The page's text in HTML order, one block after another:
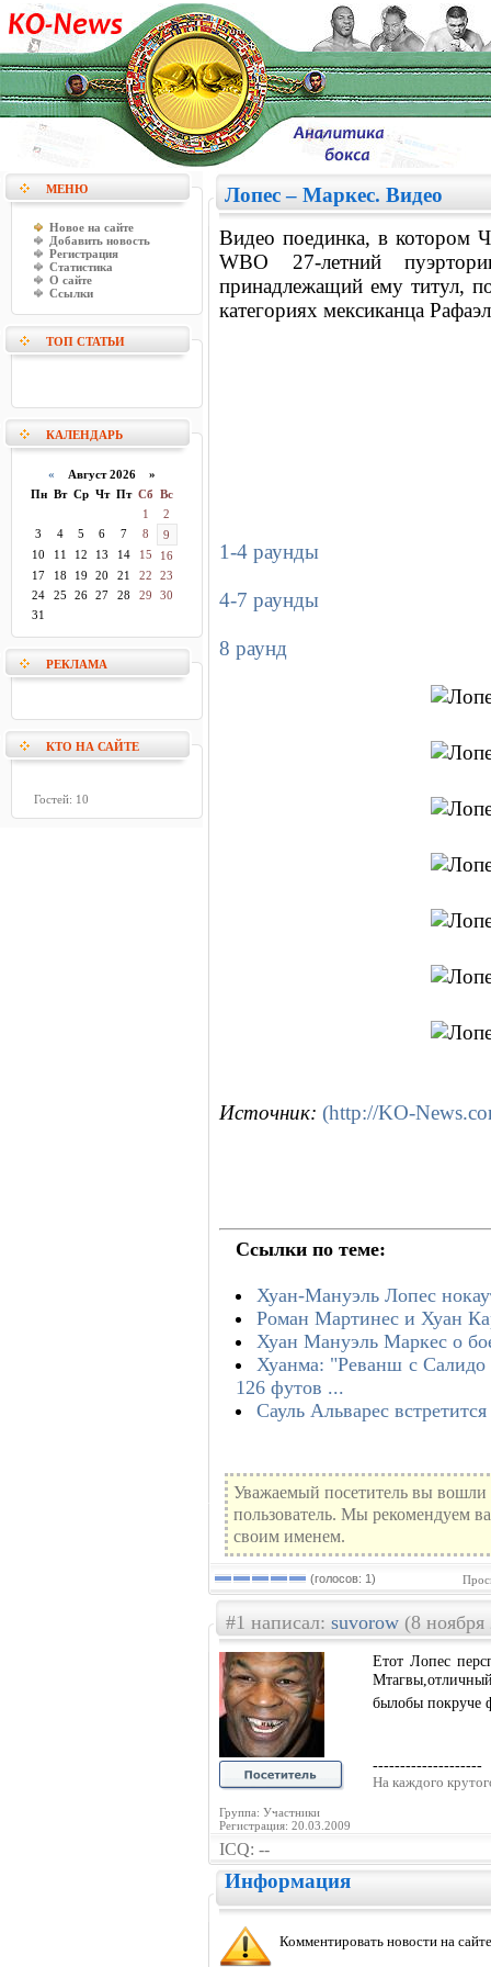
МЕНЮ
Новое на сайте
Добавить новость
Регистрация
Статистика
О сайте
Ссылки
ТОП СТАТЬИ
КАЛЕНДАРЬ
« Август 2026 »
Пн Вт Ср Чт Пт Сб Вс
1
2
3
4 5 6 7 8
9
10
11 12 13 14 15
16
17
18 19 20 21 22
23
24
25 26 27 28 29
30
31
РЕКЛАМА
КТО НА САЙТЕ
Гостей: 10
Лопес – Маркес. Видео
Видео поединка, в котором
WBO 27-летний
принадлежащий ему титул,
категориях мексиканца
1-4 раунды
4-7 раунды
8 раунд
Источник: (http://KO-
Ссылки по теме:
Хуан-Мануэль Лопес
Роман Мартинес и Хуан
Хуан Мануэль Маркес о
Хуанма: "Реванш с Салидо
126 футов ...
Сауль Альварес
Уважаемый посетитель вы вошли
пользователь. Мы рекомендуем
своим именем.
(голосов: 1)
#1 написал: suvorow (8 ноября
Группа: Участники
Регистрация: 20.03.2009
Етот Лопес
былобы покруче
--------------------
На каждого
ICQ: --
Информация
Комментировать новости на